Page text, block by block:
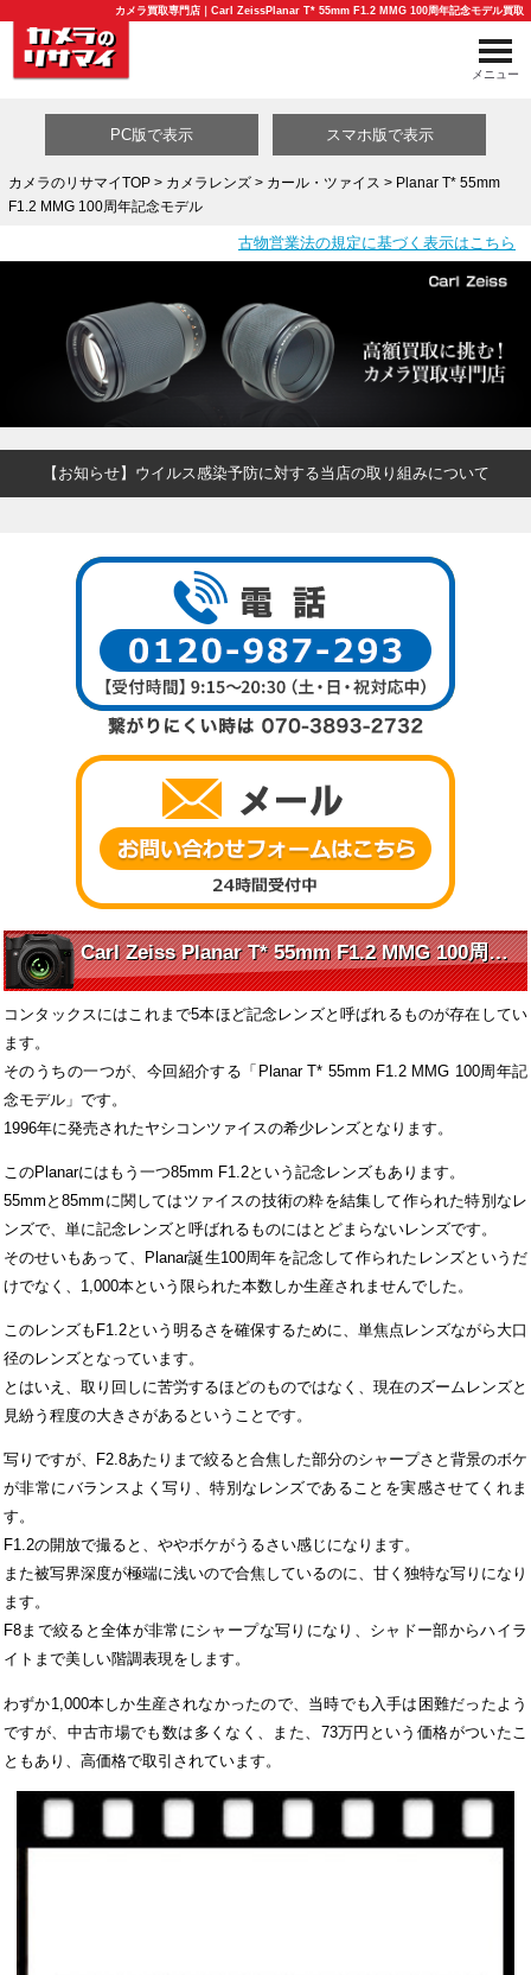
カメラ買取専門店｜Carl ZeissPlanar T* 55mm F1.2 MMG 100周年記念モデル買取
メニュー
PC版で表示 スマホ版で表示
カメラのリサマイTOP> カメラレンズ> カール・ツァイス > Planar T* 55mm
F1.2 MMG 100周年記念モデル
古物営業法の規定に基づく表示はこちら
【お知らせ】ウイルス感染予防に対する当店の取り組みについて
Carl Zeiss Planar T* 55mm F1.2 MMG 100周年記念モデル の魅力に迫る
コンタックスにはこれまで5本ほど記念レンズと呼ばれるものが存在してい
ます。
そのうちの一つが、今回紹介する「Planar T* 55mm F1.2 MMG 100周年記
念モデル」です。
1996年に発売されたヤシコンツァイスの希少レンズとなります。
このPlanarにはもう一つ85mm F1.2という記念レンズもあります。
55mmと85mmに関してはツァイスの技術の粋を結集して作られた特別なレ
ンズで、単に記念レンズと呼ばれるものにはとどまらないレンズです。
そのせいもあって、Planar誕生100周年を記念して作られたレンズというだ
けでなく、1,000本という限られた本数しか生産されませんでした。
このレンズもF1.2という明るさを確保するために、単焦点レンズながら大口
径のレンズとなっています。
とはいえ、取り回しに苦労するほどのものではなく、現在のズームレンズと
見紛う程度の大きさがあるということです。
写りですが、F2.8あたりまで絞ると合焦した部分のシャープさと背景のボケ
が非常にバランスよく写り、特別なレンズであることを実感させてくれま
す。
F1.2の開放で撮ると、ややボケがうるさい感じになります。
また被写界深度が極端に浅いので合焦しているのに、甘く独特な写りになり
ます。
F8まで絞ると全体が非常にシャープな写りになり、シャドー部からハイラ
イトまで美しい階調表現をします。
わずか1,000本しか生産されなかったので、当時でも入手は困難だったよう
ですが、中古市場でも数は多くなく、また、73万円という価格がついたこ
ともあり、高価格で取引されています。